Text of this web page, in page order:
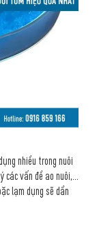
nhiều trong nuôi
các vấn đề ao nuôi,…
lạm dụng sẽ dần